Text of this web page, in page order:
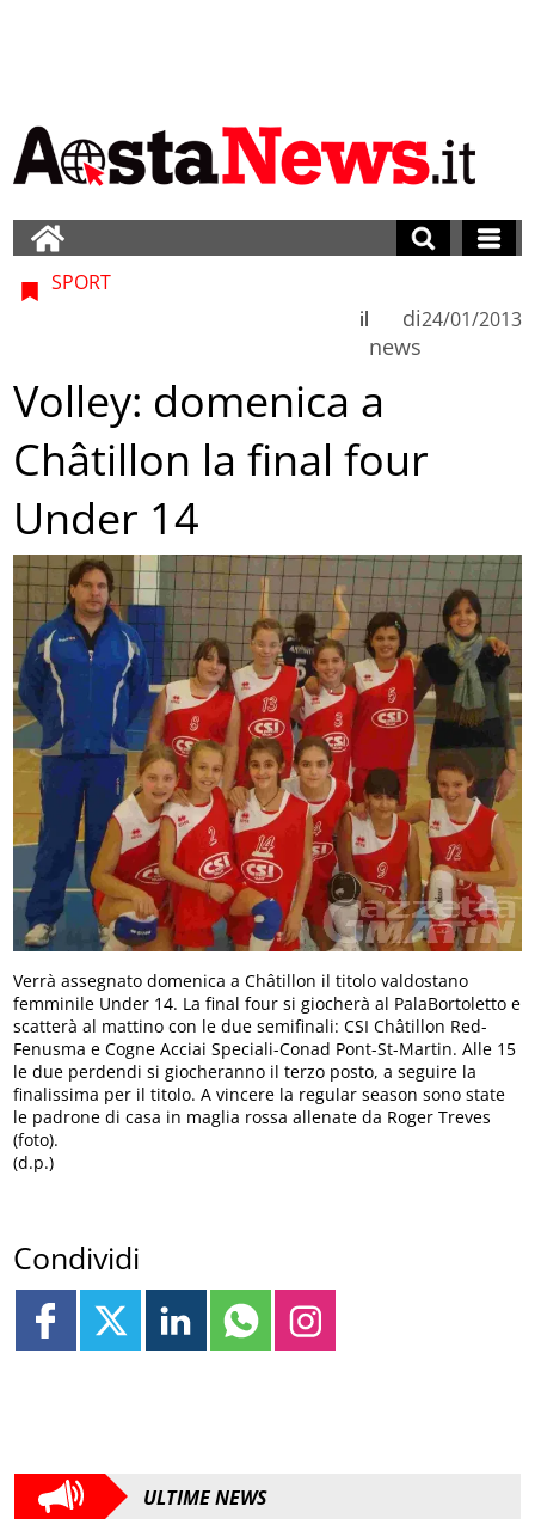
SPORT
di
news
il 24/01/2013
Volley: domenica a
Châtillon la final four
Under 14
Verrà assegnato domenica a Châtillon il titolo valdostano
femminile Under 14. La final four si giocherà al PalaBortoletto e
scatterà al mattino con le due semifinali: CSI Châtillon Red-
Fenusma e Cogne Acciai Speciali-Conad Pont-St-Martin. Alle 15
le due perdendi si giocheranno il terzo posto, a seguire la
finalissima per il titolo. A vincere la regular season sono state
le padrone di casa in maglia rossa allenate da Roger Treves
(foto).
(d.p.)
Condividi
ULTIME NEWS